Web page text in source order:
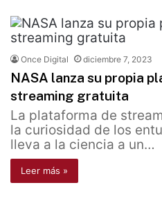
Once Digital diciembre 7, 2023
NASA lanza su propia
streaming gratuita
La plataforma de
la curiosidad de los
lleva a la ciencia a un…
Leer más »